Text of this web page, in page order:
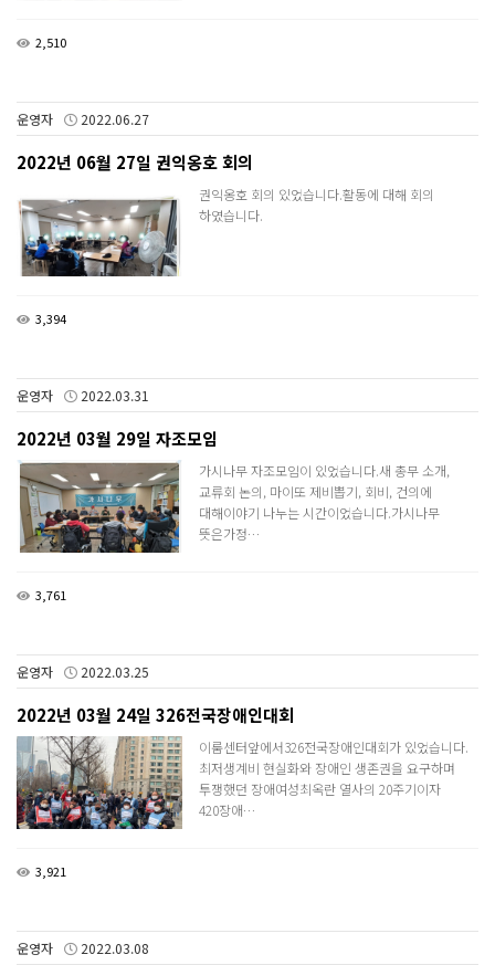
2,510
운영자 2022.06.27
2022년 06월 27일 권익옹호 회의
권익옹호 회의 있었습니다.활동에 대해 회의
하였습니다.
3,394
운영자 2022.03.31
2022년 03월 29일 자조모임
가시나무 자조모임이 있었습니다.새 총무 소개,
교류회 논의, 마이또 제비뽑기, 회비, 건의에
대해이야기 나누는 시간이었습니다.​가시나무
뜻은가정…
3,761
운영자 2022.03.25
2022년 03월 24일 326전국장애인대회
이룸센터앞에서326전국장애인대회가 있었습니다.​
최저생계비 현실화와 장애인 생존권을 요구하며
투쟁했던 장애여성최옥란 열사의 20주기이자
420장애…
3,921
운영자 2022.03.08